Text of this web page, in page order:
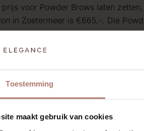
Toestemming
maakt gebruik van cookies
prijs voor Powder Brows laten
in Zoetermeer is €665,-. Die